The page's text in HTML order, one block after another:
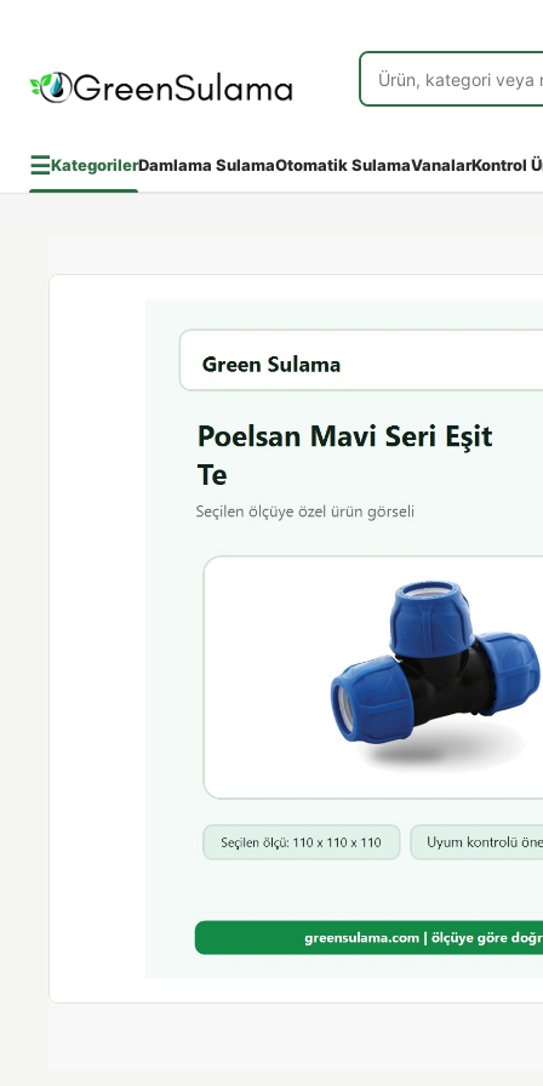
☰KategorilerDamlama SulamaOtomatik SulamaVanalarKontrol